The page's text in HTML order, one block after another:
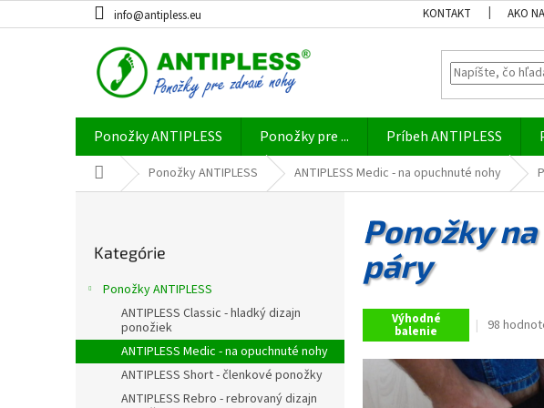
na
info@antipless.eu KONTAKT AKO
Ponožky ANTIPLESS Ponožky pre ... Príbeh ANTIPLESS
DomovPonožky ANTIPLESS ANTIPLESS Medic - na opuchnuté nohy
n
e
kategórie
Kategórie
Ponožky ANTIPLESS
ANTIPLESS Classic - hladký dizajn
ponožiek
ANTIPLESS Medic - na opuchnuté nohy
ANTIPLESS Short - členkové ponožky
ANTIPLESS Rebro - rebrovaný dizajn
Ponožky
páry
Výhodné
balenie
Priemerné
produktu
je
4,8
98